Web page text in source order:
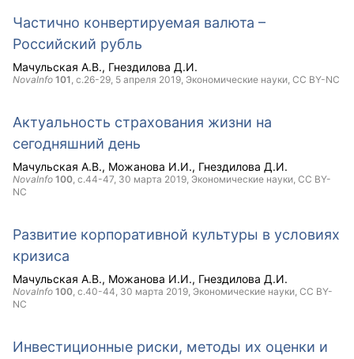
Частично конвертируемая валюта –
Российский рубль
Мачульская А.В. Гнездилова Д.И.
NovaInfo 101, с.26-29, 5 апреля 2019, Экономические науки, CC BY-NC
Актуальность страхования жизни на
сегодняшний день
Мачульская А.В. Можанова И.И. Гнездилова Д.И.
NovaInfo 100, с.44-47, 30 марта 2019, Экономические науки, CC BY-
NC
Развитие корпоративной культуры в условиях
кризиса
Мачульская А.В. Можанова И.И. Гнездилова Д.И.
NovaInfo 100, с.40-44, 30 марта 2019, Экономические науки, CC BY-
NC
Инвестиционные риски, методы их оценки и